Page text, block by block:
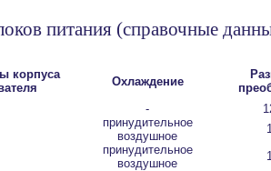
питания (справочные
корпуса
Охлаждение
-
принудительное
воздушное
принудительное
воздушное